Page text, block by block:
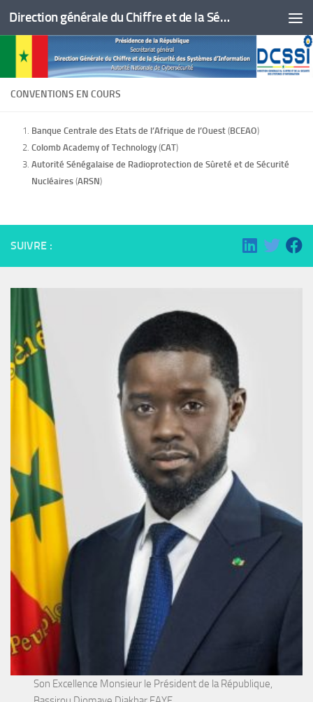
Skip to content Direction générale du Chiffre et de la Sécurité des Systèmes d'Information
CONVENTIONS EN COURS
Banque Centrale des Etats de l’Afrique de l’Ouest (BCEAO)
Colomb Academy of Technology (CAT)
Autorité Sénégalaise de Radioprotection de Sûreté et de Sécurité
Nucléaires (ARSN)
SUIVRE :
Son Excellence Monsieur le Président de la République,